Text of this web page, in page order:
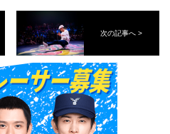
次の記事へ >